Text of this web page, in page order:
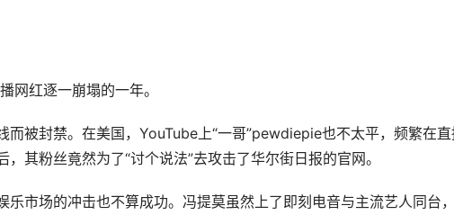
网红逐一崩塌的一年。
而被封禁。在美国，YouTube上“一哥”pewdiepie也不太平，频繁在
其粉丝竟然为了“讨个说法”去攻击了华尔街日报的官网。
市场的冲击也不算成功。冯提莫虽然上了即刻电音与主流艺人同台